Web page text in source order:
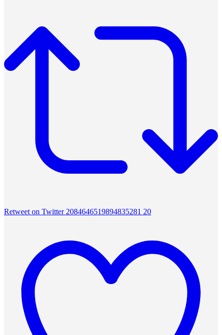
Retweet on Twitter 2084646519894835281 20